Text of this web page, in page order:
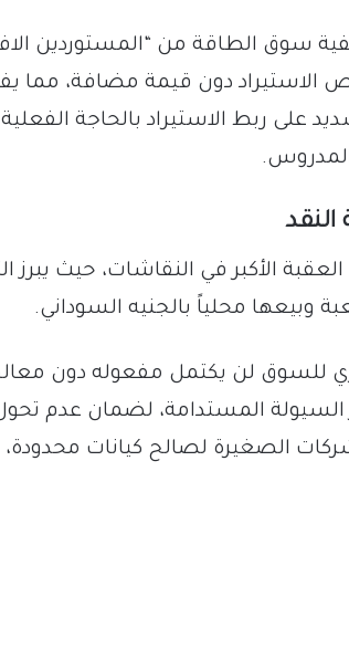
سوق الطاقة من “المستوردين
دون قيمة مضافة، مما
على ربط الاستيراد بالحاجة الفعلية
الأكبر في النقاشات، حيث يبرز
وبيعها محلياً بالجنيه السوداني.
للسوق لن يكتمل مفعوله دون
السيولة المستدامة، لضمان عدم
الصغيرة لصالح كيانات